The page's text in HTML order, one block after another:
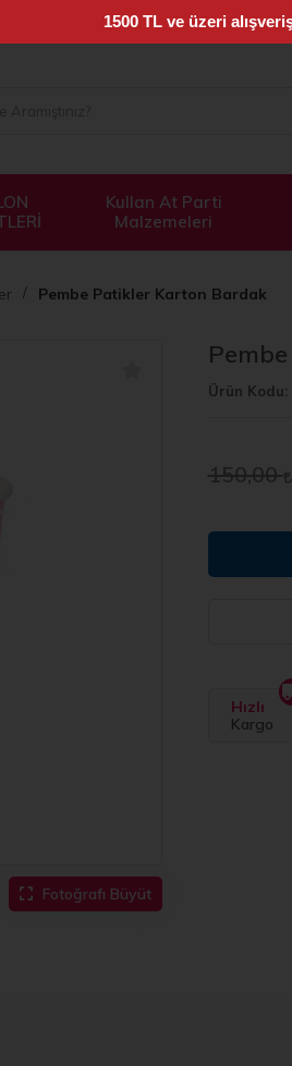
Kullan At Parti
Malzemeleri
Pembe Patikler Karton Bardak
Fotoğrafı Büyüt
Ürün Kodu
150,00
Hızlı
Kargo